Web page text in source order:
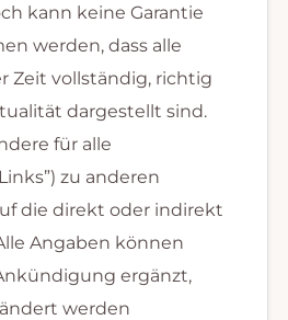
kann keine Garantie
werden, dass alle
Zeit vollständig, richtig
dargestellt sind.
für alle
zu anderen
die direkt oder indirekt
Angaben können
ergänzt,
werden